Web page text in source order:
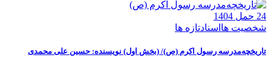
24 حمل 1404
شخصیت ها اسنادتازه ها
تاریخچه‌مدرسه رسول اکرم (ص)/ (بخش اول) نویسنده: حسین علی محمدی